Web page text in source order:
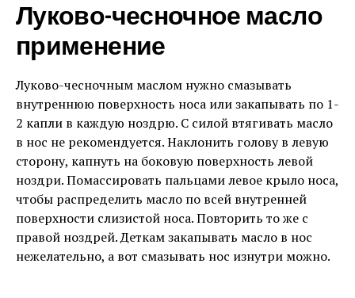
Луково-чесночное масло
применение
Луково-чесночным маслом нужно смазывать
внутреннюю поверхность носа или закапывать по 1-
2 капли в каждую ноздрю. С силой втягивать масло
в нос не рекомендуется. Наклонить голову в левую
сторону, капнуть на боковую поверхность левой
ноздри. Помассировать пальцами левое крыло носа,
чтобы распределить масло по всей внутренней
поверхности слизистой носа. Повторить то же с
правой ноздрей. Деткам закапывать масло в нос
нежелательно, а вот смазывать нос изнутри можно.